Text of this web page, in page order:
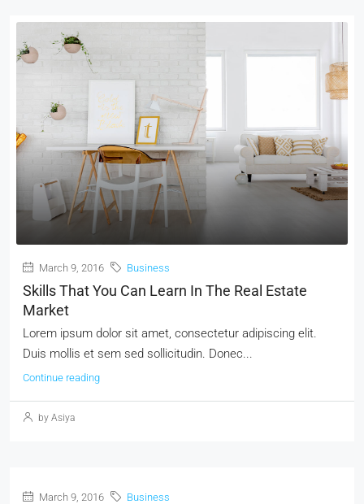
March 9, 2016 Business
Skills That You Can Learn In The Real Estate
Market
Lorem ipsum dolor sit amet, consectetur adipiscing elit.
Duis mollis et sem sed sollicitudin. Donec...
Continue reading
by Asiya
March 9, 2016 Business